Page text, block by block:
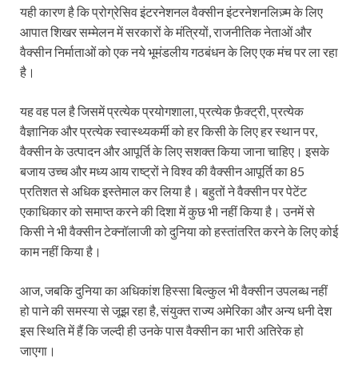
यही कारण है कि प्रोग्रेसिव इंटरनेशनल वैक्सीन इंटरनेशनलिज़्म के लिए
आपात शिखर सम्मेलन में सरकारों के मंत्रियों, राजनीतिक नेताओं और
वैक्सीन निर्माताओं को एक नये भूमंडलीय गठबंधन के लिए एक मंच पर ला रहा
है।
यह वह पल है जिसमें प्रत्येक प्रयोगशाला, प्रत्येक फ़ैक्ट्री, प्रत्येक
वैज्ञानिक और प्रत्येक स्वास्थ्यकर्मी को हर किसी के लिए हर स्थान पर,
वैक्सीन के उत्पादन और आपूर्ति के लिए सशक्त किया जाना चाहिए। इसके
बजाय उच्च और मध्य आय राष्ट्रों ने विश्व की वैक्सीन आपूर्ति का 85
प्रतिशत से अधिक इस्तेमाल कर लिया है। बहुतों ने वैक्सीन पर पेटेंट
एकाधिकार को समाप्त करने की दिशा में कुछ भी नहीं किया है। उनमें से
किसी ने भी वैक्सीन टेक्नॉलाजी को दुनिया को हस्तांतरित करने के लिए कोई
काम नहीं किया है।
आज, जबकि दुनिया का अधिकांश हिस्सा बिल्कुल भी वैक्सीन उपलब्ध नहीं
हो पाने की समस्या से जूझ रहा है, संयुक्त राज्य अमेरिका और अन्य धनी देश
इस स्थिति में हैं कि जल्दी ही उनके पास वैक्सीन का भारी अतिरेक हो
जाएगा।